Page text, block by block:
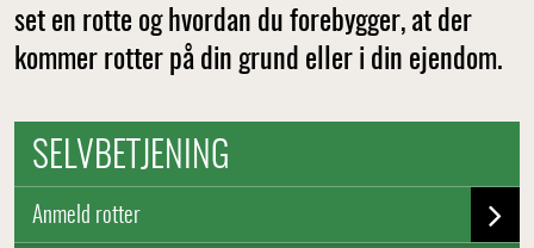
set en rotte og hvordan du forebygger, at der
kommer rotter på din grund eller i din ejendom.
SELVBETJENING
Anmeld rotter